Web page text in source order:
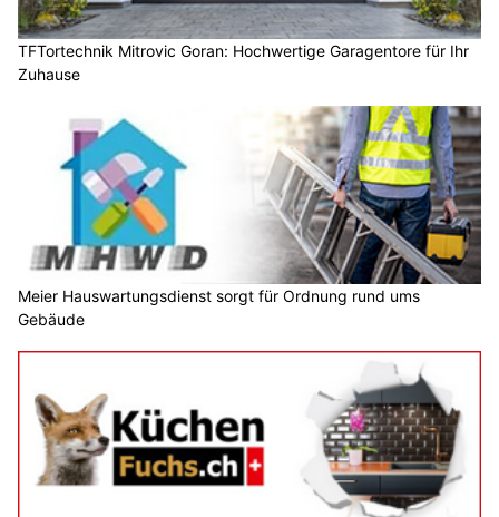
TFTortechnik Mitrovic Goran: Hochwertige Garagentore für Ihr
Zuhause
Meier Hauswartungsdienst sorgt für Ordnung rund ums
Gebäude